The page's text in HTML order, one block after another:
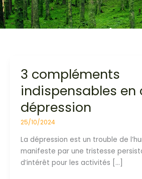
3 compléments
indispensables en
dépression
25/10/2024
La dépression est un trouble de
manifeste par une tristesse
d’intérêt pour les activités […]
3
compléments
indispensables
en
cas
dépression